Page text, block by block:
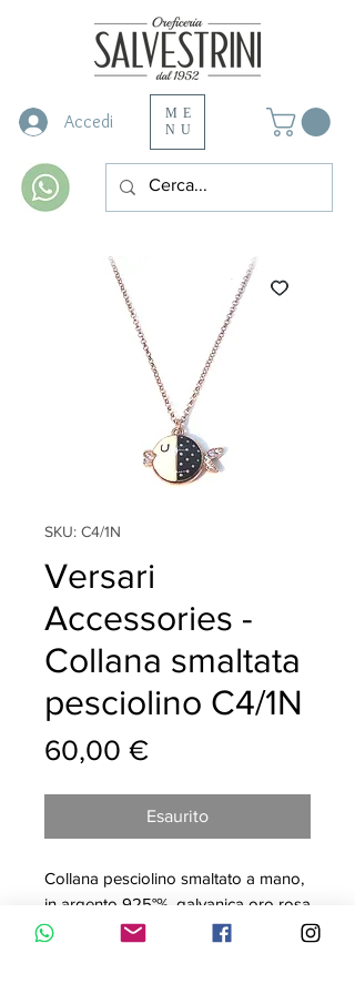
Accedi
ME
NU
SKU: C4/1N
Versari
Accessories -
Collana smaltata
pesciolino C4/1N
60,00 €Prezzo
Esaurito
Collana pesciolino smaltato a mano,
in argento 925°%, galvanica oro rosa
18kt, MADE IN ITALY. Questa